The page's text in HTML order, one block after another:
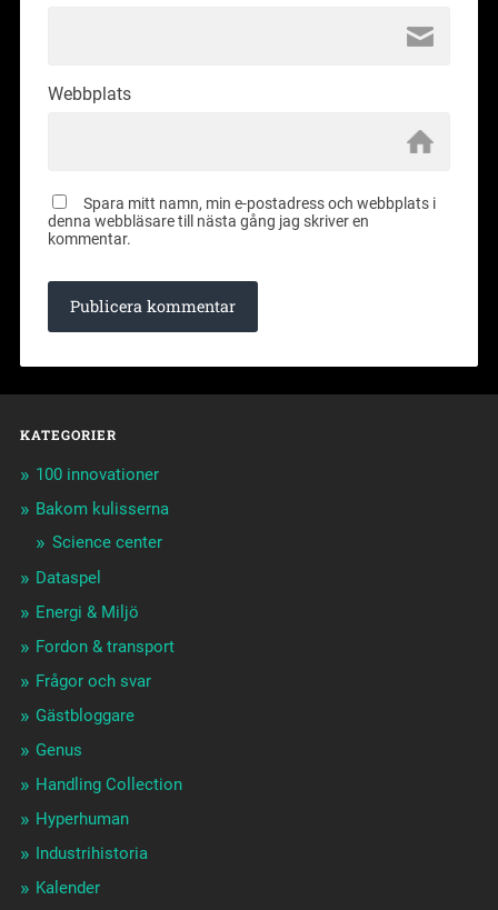
Webbplats
Spara mitt namn, min e-postadress och webbplats i
denna webbläsare till nästa gång jag skriver en
kommentar.
KATEGORIER
100 innovationer
Bakom kulisserna
Science center
Dataspel
Energi & Miljö
Fordon & transport
Frågor och svar
Gästbloggare
Genus
Handling Collection
Hyperhuman
Industrihistoria
Kalender